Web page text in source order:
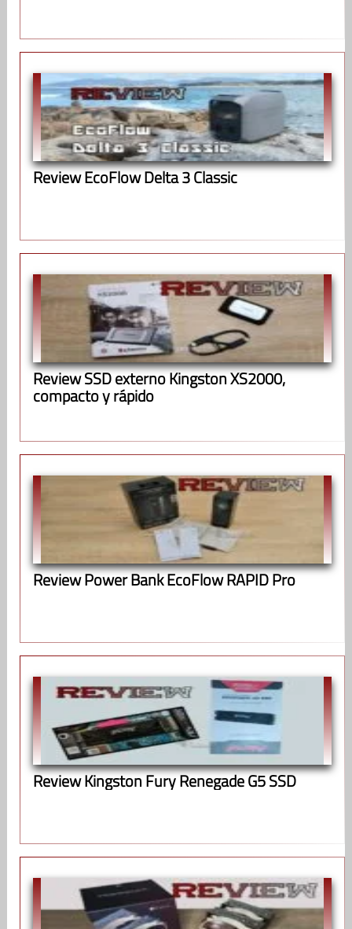
Review EcoFlow Delta 3 Classic
Review SSD externo Kingston XS2000,
compacto y rápido
Review Power Bank EcoFlow RAPID Pro
Review Kingston Fury Renegade G5 SSD